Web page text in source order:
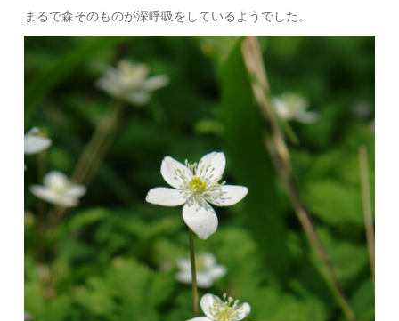
まるで森そのものが深呼吸をしているようでした。